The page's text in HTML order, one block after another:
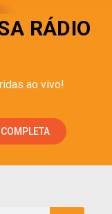
RÁDIO
ao vivo!